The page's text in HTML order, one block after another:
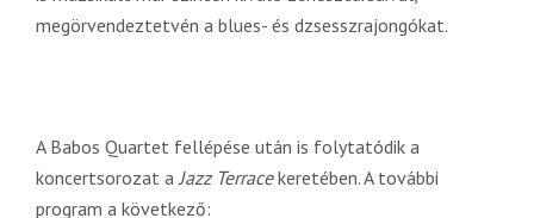
megörvendeztetvén a blues- és dzsesszrajongókat.
A Babos Quartet fellépése után is folytatódik a
koncertsorozat a Jazz Terracekeretében. A további
program a következő: